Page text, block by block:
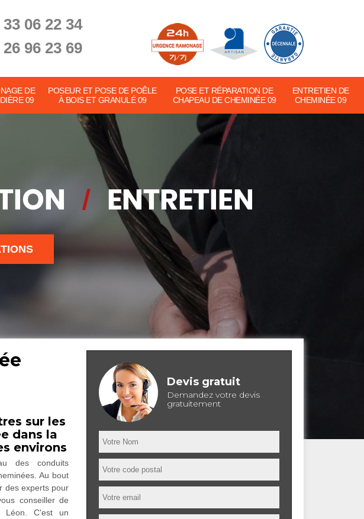
33 06 22 34
26 96 23 69
DE
09
POSEUR ET POSE DE POÊLE
À BOIS ET GRANULÉ 09
POSE ET RÉPARATION DE
CHAPEAU DE CHEMINÉE 09
ENTRETIEN DE
CHEMINÉE 09
sur les
dans la
environs
des conduits
Au bout
des experts pour
conseiller de
Léon. C'est un
Devis gratuit
Demandez votre devis
gratuitement